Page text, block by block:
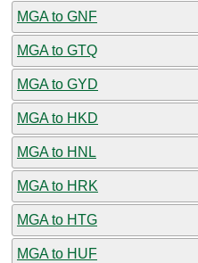
MGA to GNF
MGA to GTQ
MGA to GYD
MGA to HKD
MGA to HNL
MGA to HRK
MGA to HTG
MGA to HUF